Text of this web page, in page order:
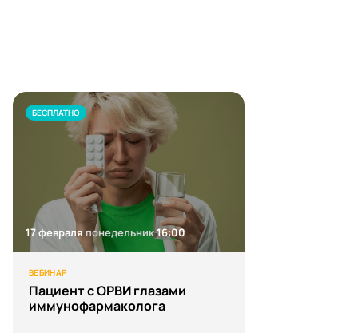
БЕСПЛАТНО
17 февраля понедельник16:00
ВЕБИНАР
Пациент с ОРВИ глазами
иммунофармаколога